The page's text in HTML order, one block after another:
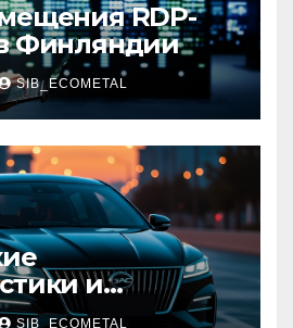
RDP-
Финляндии
SIB_ECOMETAL
и
комплектации
SIB_ECOMETAL